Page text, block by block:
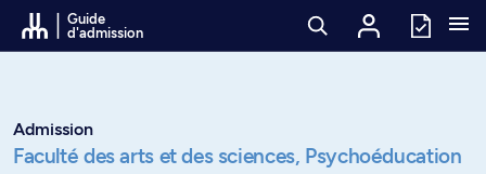
Passer au contenu
Guide
d'admission
Admission
Faculté des arts et des sciences, Psychoéducation